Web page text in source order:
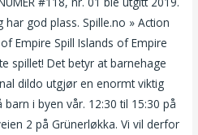
god plass. Spille.no » Action
Empire Spill Islands of Empire
spillet! Det betyr at barnehage
dildo utgjør en enormt viktig
i byen vår. 12:30 til 15:30 på
2 på Grünerløkka. Vi vil derfor